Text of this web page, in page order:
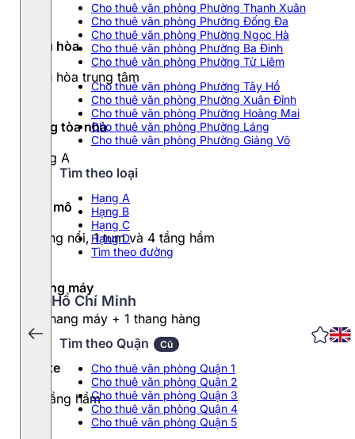
Cho thuê văn phòng Phường Thanh Xuân
Cho thuê văn phòng Phường Đống Đa
Cho thuê văn phòng Phường Ngọc Hà
Cho thuê văn phòng Phường Ba Đình
Cho thuê văn phòng Phường Từ Liêm
Cho thuê văn phòng Phường Tây Hồ
Cho thuê văn phòng Phường Xuân Đỉnh
Cho thuê văn phòng Phường Hoàng Mai
Cho thuê văn phòng Phường Láng
Cho thuê văn phòng Phường Giảng Võ
Tìm theo loại
Hạng A
Hạng B
Hạng C
Hạng D
Tìm theo đường
Hồ Chí Minh
Tìm theo Quận Cũ
Cho thuê văn phòng Quận 1
Cho thuê văn phòng Quận 2
Cho thuê văn phòng Quận 3
Cho thuê văn phòng Quận 4
Cho thuê văn phòng Quận 5
Điều hòa
Điều hòa trung tâm
Hạng tòa nhà
Hạng A
Quy mô
8 tầng nổi, 1 tum và 4 tầng hầm
Thang máy
08 thang máy + 1 thang hàng
Đỗ xe
04 tầng hầm